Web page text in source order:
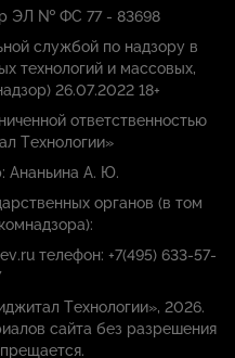
ЭЛ № ФС 77 - 83698
службой по надзору в
технологий и массовых,
26.07.2022 18+
ответственностью
Технологии»
Ананьина А. Ю.
органов (в том
телефон: +7(495) 633-57-
Технологии», 2026.
сайта без разрешения